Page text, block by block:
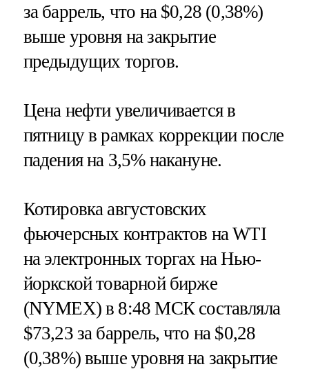
за баррель, что на $0,28 (0,38%)
выше уровня на закрытие
предыдущих торгов.
Цена нефти увеличивается в
пятницу в рамках коррекции после
падения на 3,5% накануне.
Котировка августовских
фьючерсных контрактов на WTI
на электронных торгах на Нью-
йоркской товарной бирже
(NYMEX) в 8:48 МСК составляла
$73,23 за баррель, что на $0,28
(0,38%) выше уровня на закрытие